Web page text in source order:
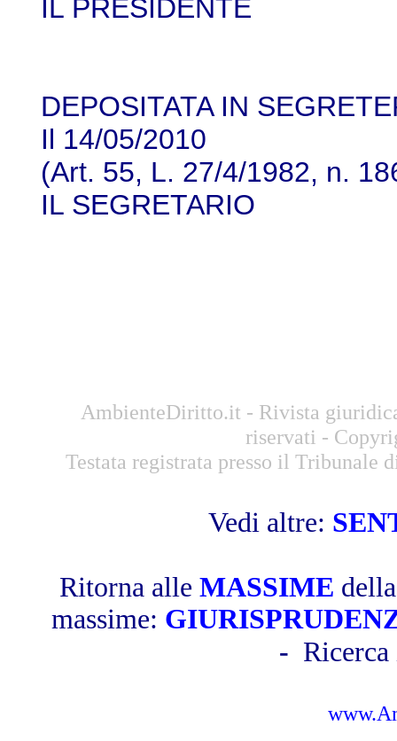
IL PRESIDENTE
DEPOSITATA IN
Il 14/05/2010
(Art. 55, L. 27/4/1982, n.
IL SEGRETARIO
AmbienteDiritto.it - Rivista
riservati -
Testata registrata presso il Tribunale
Vedi altre:
Ritorna alle MASSIME
massime:
-